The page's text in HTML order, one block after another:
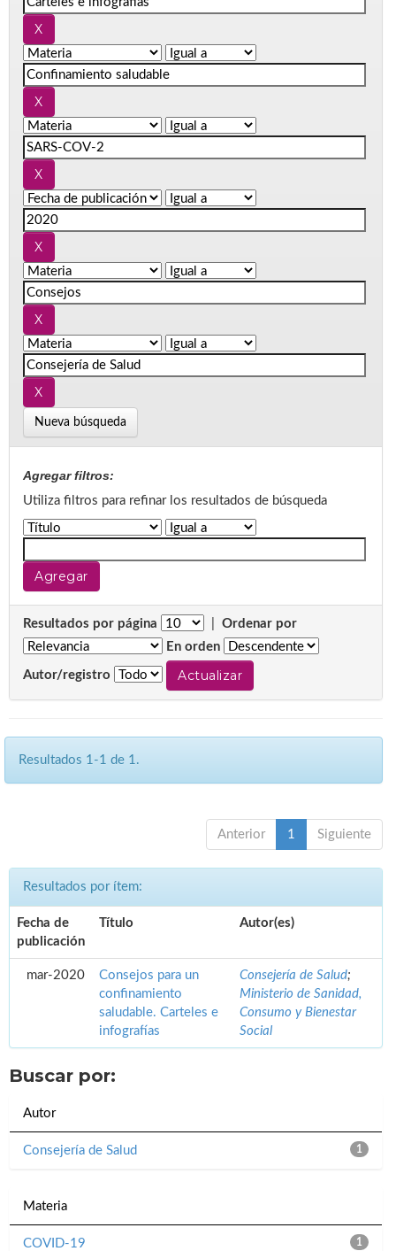
Nueva búsqueda
Agregar filtros:
Utiliza filtros para refinar los resultados de búsqueda
Resultados por página
Ordenar por
En orden
Autor/registro
Resultados 1-1 de 1.
Anterior 1 Siguiente
Resultados por ítem:
Fecha de
publicación
Título Autor(es)
mar-2020
Consejos para un
confinamiento
saludable. Carteles e
infografías
Consejería de Salud;
Ministerio de Sanidad,
Consumo y Bienestar
Social
Buscar por:
Autor
1
Consejería de Salud
Materia
1
COVID-19